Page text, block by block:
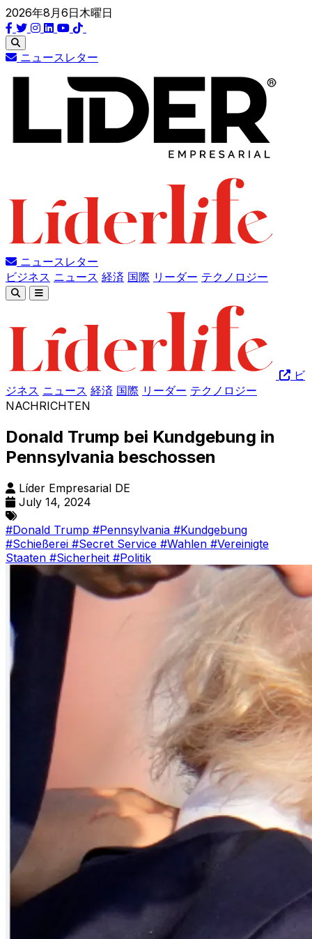
2026年8月6日木曜日
ニュースレター
ニュースレター
ビジネス ニュース 経済 国際 リーダー テクノロジー
ビ
ジネス ニュース 経済 国際 リーダー テクノロジー
NACHRICHTEN
Donald Trump bei Kundgebung in
Pennsylvania beschossen
Líder Empresarial DE
July 14, 2024
#Donald Trump #Pennsylvania #Kundgebung
#Schießerei #Secret Service #Wahlen #Vereinigte
Staaten #Sicherheit #Politik